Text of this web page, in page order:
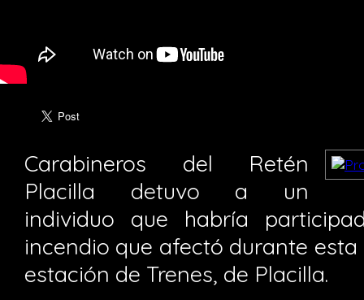
Carabineros del Retén
Placilla detuvo a un
individuo que habría
incendio que afectó durante
estación de Trenes, de Placilla.